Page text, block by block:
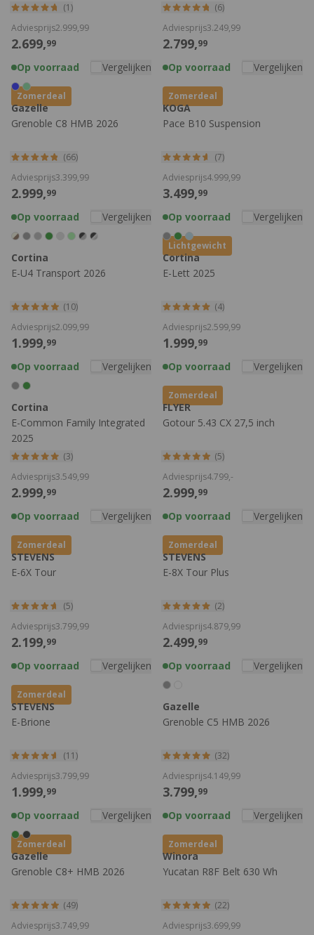
(1)
2.699,99
Adviesprijs2.999,99
Op voorraad Vergelijken
(6)
2.799,99
Adviesprijs3.249,99
Op voorraad Vergelijken
Zomerdeal
Gazelle
Grenoble C8 HMB 2026
(66)
2.999,99
Adviesprijs3.399,99
Op voorraad Vergelijken
Zomerdeal
KOGA
Pace B10 Suspension
(7)
3.499,99
Adviesprijs4.999,99
Op voorraad Vergelijken
Cortina
E-U4 Transport 2026
(10)
1.999,99
Adviesprijs2.099,99
Op voorraad Vergelijken
Lichtgewicht
Cortina
E-Lett 2025
(4)
1.999,99
Adviesprijs2.599,99
Op voorraad Vergelijken
Cortina
E-Common Family Integrated
2025
(3)
2.999,99
Adviesprijs3.549,99
Op voorraad Vergelijken
Zomerdeal
FLYER
Gotour 5.43 CX 27,5 inch
(5)
2.999,99
Adviesprijs4.799,-
Op voorraad Vergelijken
Zomerdeal
STEVENS
E-6X Tour
(5)
2.199,99
Adviesprijs3.799,99
Op voorraad Vergelijken
Zomerdeal
STEVENS
E-8X Tour Plus
(2)
2.499,99
Adviesprijs4.879,99
Op voorraad Vergelijken
Zomerdeal
STEVENS
E-Brione
(11)
1.999,99
Adviesprijs3.799,99
Op voorraad Vergelijken
Gazelle
Grenoble C5 HMB 2026
(32)
3.799,99
Adviesprijs4.149,99
Op voorraad Vergelijken
Zomerdeal
Gazelle
Grenoble C8+ HMB 2026
(49)
Adviesprijs3.749,99
Zomerdeal
Winora
Yucatan R8F Belt 630 Wh
(22)
Adviesprijs3.699,99